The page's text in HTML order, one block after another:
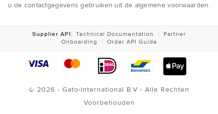
u de contactgegevens gebruiken uit de algemene voorwaarden.
Supplier API: Technical Documentation |
Partner
Onboarding
| Order API Guide
© 2026 - Gato-International B.V - Alle Rechten
Voorbehouden